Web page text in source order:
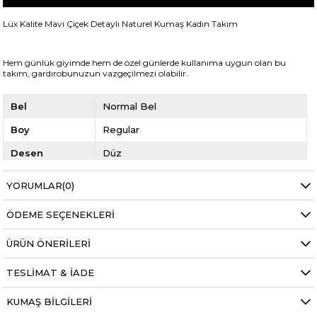
Lüx Kalite Mavi Çiçek Detaylı Naturel Kumaş Kadın Takım
Hem günlük giyimde hem de özel günlerde kullanıma uygun olan bu
takım, gardırobunuzun vazgeçilmezi olabilir.
Bel Normal Bel
Boy Regular
Desen Düz
Kumaş Tipi Belirtilmemiş
YORUMLAR(0)
ÖDEME SEÇENEKLERI
ÜRÜN ÖNERILERI
TESLIMAT & İADE
KUMAŞ BILGILERI